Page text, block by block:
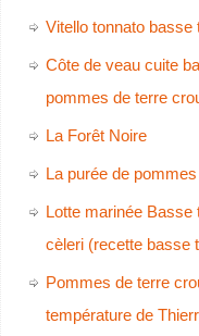
Vitello tonnato basse
Côte de veau cuite
pommes de terre
La Forêt Noire
La purée de
Lotte marinée Basse
cèleri (recette basse
Pommes de terre
température de